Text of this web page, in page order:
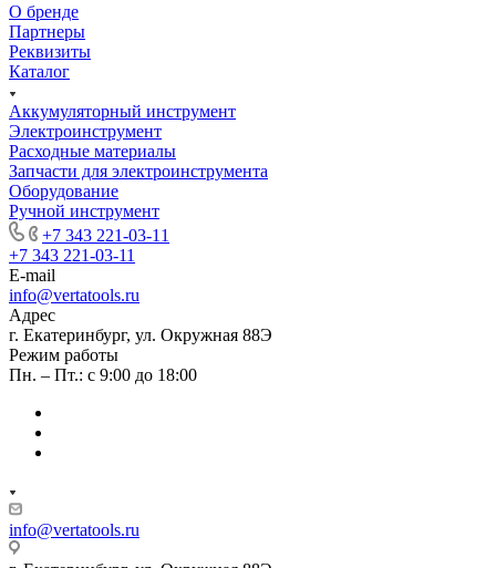
О бренде
Партнеры
Реквизиты
Каталог
Аккумуляторный инструмент
Электроинструмент
Расходные материалы
Запчасти для электроинструмента
Оборудование
Ручной инструмент
+7 343 221-03-11
+7 343 221-03-11
E-mail
info@vertatools.ru
Адрес
г. Екатеринбург, ул. Окружная 88Э
Режим работы
Пн. – Пт.: с 9:00 до 18:00
info@vertatools.ru